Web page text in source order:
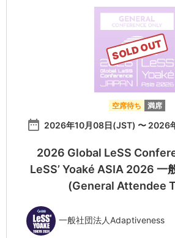
SOLD OUT
空席待ち 満席
date_range 2026年10月08日(JST) 〜 2026
2026 Global LeSS
LeSS’ Yoaké ASIA 2026 一
(General Attendee
一般社団法人Adaptiveness